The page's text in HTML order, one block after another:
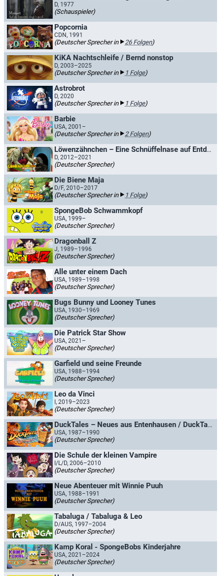
D, 1977
(Schauspieler)
Popcornia
CDN, 1991
(Deutscher Sprecher in 26 Folgen)
KiKA Nachtschleife / Bernd nonstop
D, 2003–2025
(Deutscher Sprecher in 1 Folge)
Astrobrot
D, 2020
(Deutscher Sprecher in 1 Folge)
Barbie
USA, 2001–
(Deutscher Sprecher in 2 Folgen)
Löwenzähnchen – Eine Schnüffelnase auf Entdeckungstour
D, 2012–2021
(Deutscher Sprecher)
Die Biene Maja
D/F, 2010–2017
(Deutscher Sprecher in 1 Folge)
SpongeBob Schwammkopf
USA, 1999–
(Deutscher Sprecher)
Dragonball Z
J, 1989–1996
(Deutscher Sprecher)
Alle unter einem Dach
USA, 1989–1998
(Deutscher Sprecher)
Bugs Bunny und Looney Tunes
USA, 1930–1969
(Deutscher Sprecher)
Die Patrick Star Show
USA, 2021–
(Deutscher Sprecher)
Garfield und seine Freunde
USA, 1988–1994
(Deutscher Sprecher)
Leo da Vinci
I, 2019–2023
(Deutscher Sprecher)
DuckTales – Neues aus Entenhausen / DuckTales - Geschichten aus Entenhausen
USA, 1987–1990
(Deutscher Sprecher)
Die Schule der kleinen Vampire
I/L/D, 2006–2010
(Deutscher Sprecher)
Neue Abenteuer mit Winnie Puuh
USA, 1988–1991
(Deutscher Sprecher)
Tabaluga / Tabaluga & Leo
D/AUS, 1997–2004
(Deutscher Sprecher)
Kamp Koral - SpongeBobs Kinderjahre
USA, 2021–2024
(Deutscher Sprecher)